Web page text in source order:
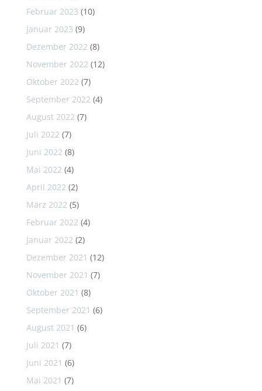
Februar 2023 (10)
Januar 2023 (9)
Dezember 2022 (8)
November 2022 (12)
Oktober 2022 (7)
September 2022 (4)
August 2022 (7)
Juli 2022 (7)
Juni 2022 (8)
Mai 2022 (4)
April 2022 (2)
März 2022 (5)
Februar 2022 (4)
Januar 2022 (2)
Dezember 2021 (12)
November 2021 (7)
Oktober 2021 (8)
September 2021 (6)
August 2021 (6)
Juli 2021 (7)
Juni 2021 (6)
Mai 2021 (7)